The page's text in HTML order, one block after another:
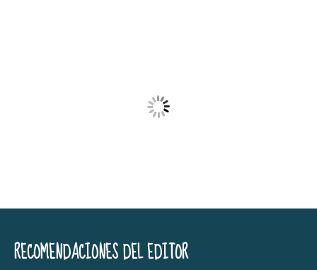
RECOMENDACIONES DEL EDITOR